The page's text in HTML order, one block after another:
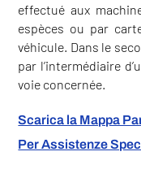
effectué aux
espèces ou par
véhicule. Dans le
par l’intermédiaire
voie concernée.
Scarica la Mappa
Per Assistenze